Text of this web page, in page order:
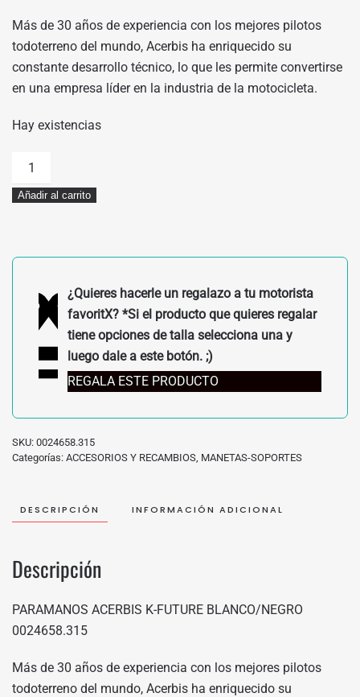
Más de 30 años de experiencia con los mejores pilotos
todoterreno del mundo, Acerbis ha enriquecido su
constante desarrollo técnico, lo que les permite convertirse
en una empresa líder en la industria de la motocicleta.
Hay existencias
PARAMANOS
ACERBIS
K-
0024658.315
Añadir al carrito
¿Quieres hacerle un regalazo a tu motorista
favoritX? *Si el producto que quieres regalar
tiene opciones de talla selecciona una y
luego dale a este botón. ;)
REGALA ESTE PRODUCTO
SKU: 0024658.315
Categorías: ACCESORIOS Y RECAMBIOS, MANETAS-SOPORTES
DESCRIPCIÓN INFORMACIÓN ADICIONAL
Descripción
PARAMANOS ACERBIS K-FUTURE BLANCO/NEGRO
0024658.315
Más de 30 años de experiencia con los mejores pilotos
todoterreno del mundo, Acerbis ha enriquecido su